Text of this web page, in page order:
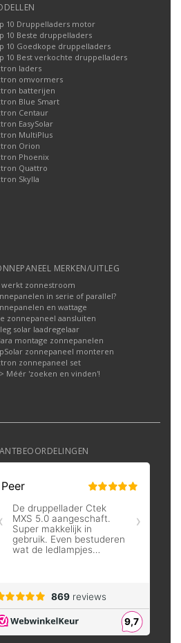
10 Druppelladers motor
10 Beste druppelladers
10 Goedkope druppelladers
10 Best verkochte druppelladers
laders
omvormers
batterijen
Blue Smart
Centaur
EasySolar
MultiPlus
Orion
Phoenix
Quattro
Skylla
MERKEN/UITLEG
werkt zonnestroom
in serie of parallel?
en wattage
zonnepaneel aansluiten
solar laadregelaar
montage zonnepanelen
zonnepaneel monteren
zonnepaneel set
Méér 'zoeken en vinden'!